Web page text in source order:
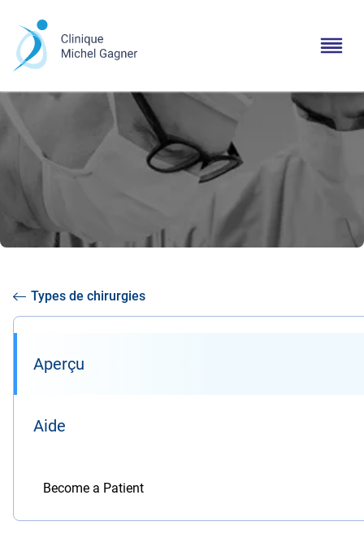
Types de chirurgies
Aperçu
Aide
Become a Patient